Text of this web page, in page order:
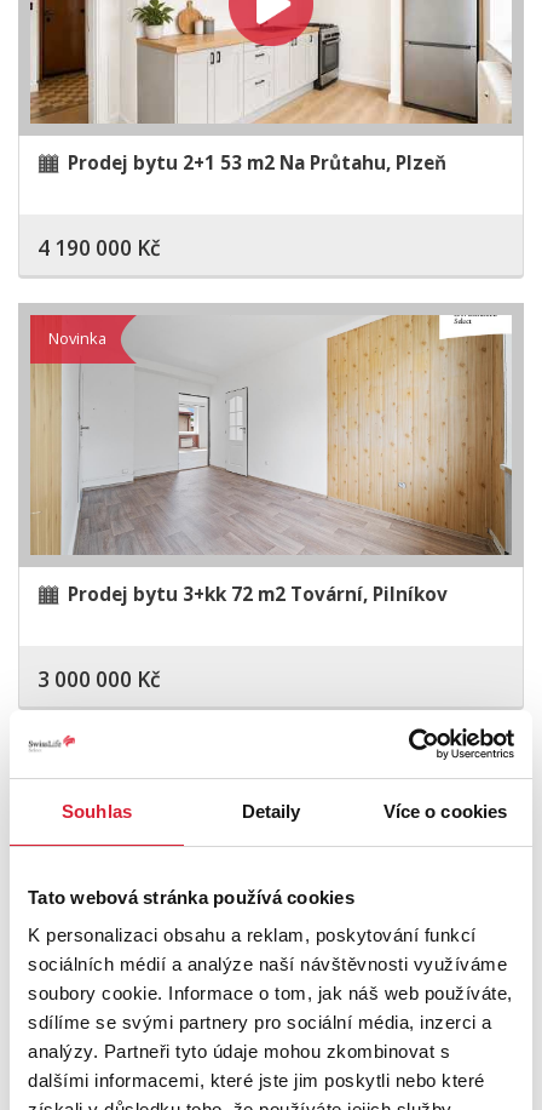
Souhlas Detaily Více o cookies
Tato webová stránka používá cookies
K personalizaci obsahu a reklam, poskytování funkcí
sociálních médií a analýze naší návštěvnosti využíváme
soubory cookie. Informace o tom, jak náš web používáte,
sdílíme se svými partnery pro sociální média, inzerci a
analýzy. Partneři tyto údaje mohou zkombinovat s
dalšími informacemi, které jste jim poskytli nebo které
Prodej bytu 2+1 53 m2 Na Průtahu, Plzeň
4 190 000 Kč
Novinka
Prodej bytu 3+kk 72 m2 Tovární, Pilníkov
3 000 000 Kč
Prodej bytu 2+1 52 m2 Smetanova, Chotěboř